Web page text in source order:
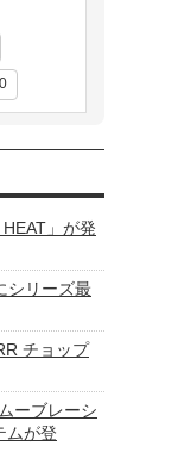
」が発
シリーズ最
チョップ
ーブレーシ
ムが登